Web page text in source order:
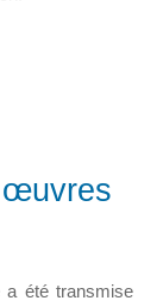
œuvres
a été transmise